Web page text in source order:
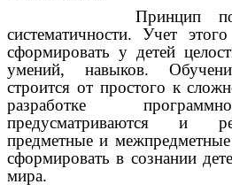
Принцип
систематичности. Учет
сформировать у детей
умений, навыков.
строится от простого к
разработке
предусматриваются и
предметные и межпредметные
сформировать в сознании
мира.